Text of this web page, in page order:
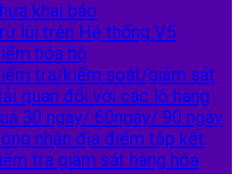
khai báo
lùi trên Hệ thống V5
hóa hộ
tra/kiểm soát/giám sát
quan đối với các lô hàng
30 ngày/ 60ngày/ 90 ngày
nhận địa điểm tập kết
tra giám sát hàng hóa